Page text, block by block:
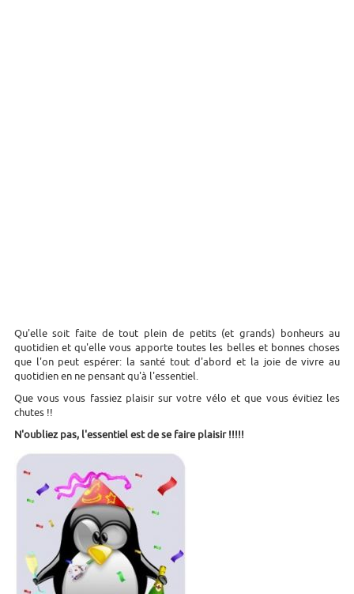
Qu'elle soit faite de tout plein de petits (et grands) bonheurs au
quotidien et qu'elle vous apporte toutes les belles et bonnes choses
que l'on peut espérer: la santé tout d'abord et la joie de vivre au
quotidien en ne pensant qu'à l'essentiel.
Que vous vous fassiez plaisir sur votre vélo et que vous évitiez les
chutes !!
N'oubliez pas, l'essentiel est de se faire plaisir !!!!!